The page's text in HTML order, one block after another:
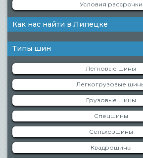
Условия рассрочки
Как нас найти в Липецке
Типы шин
Легковые шины
Легкогрузовые
Грузовые шины
Спецшины
Сельхозшины
Квадрошины